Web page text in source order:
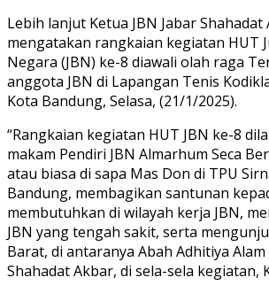
Lebih lanjut Ketua JBN Jabar Shahadat
mengatakan rangkaian kegiatan HUT
Negara (JBN) ke-8 diawali olah raga
anggota JBN di Lapangan Tenis
Kota Bandung, Selasa, (21/1/2025).
“Rangkaian kegiatan HUT JBN ke-8
makam Pendiri JBN Almarhum Seca
atau biasa di sapa Mas Don di TPU
Bandung, membagikan santunan
membutuhkan di wilayah kerja JBN,
JBN yang tengah sakit, serta
Barat, di antaranya Abah Adhitiya Alam
Shahadat Akbar, di sela-sela kegiatan,